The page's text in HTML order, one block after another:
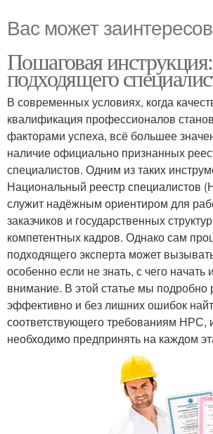
Вас может
Пошаговая
подходящего
В современных условиях, когда
квалификация профессионалов
факторами успеха, всё большее
наличие официально признанных
специалистов. Одним из таких
Национальный реестр специалистов
служит надёжным ориентиром для
заказчиков и государственных
компетентных кадров. Однако сам
подходящего эксперта может
особенно если не знать, с чего начать
внимание. В этой статье мы подробно
эффективно и без лишних ошибок
соответствующего требованиям НРС,
необходимо предпринять на каждом